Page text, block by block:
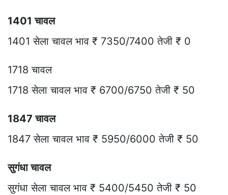
1401 चावल
1401 सेला चावल भाव ₹ 7350/7400 तेजी ₹ 0
1718 चावल
1718 सेला चावल भाव ₹ 6700/6750 तेजी ₹ 50
1847 चावल
1847 सेला चावल भाव ₹ 5950/6000 तेजी ₹ 50
सुगंधा चावल
सुगंधा सेला चावल भाव ₹ 5400/5450 तेजी ₹ 50